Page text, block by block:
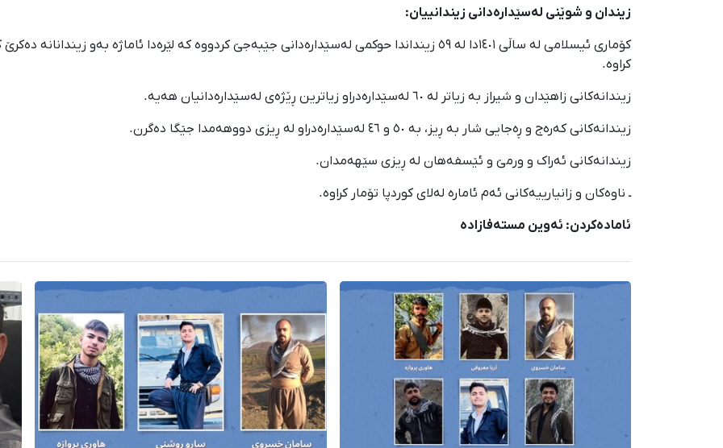
زیندان و شوێنی لەسێدارەدانی زیندانییان:
کۆماری ئیسلامی لە ساڵی ١٤٠١دا لە ٥٩ زینداندا حوکمی لەسێدارەدانی جێبەجێ کردووە کە لێرەدا ئاماژە بەو
کراوە.
زیندانەکانی زاهێدان و شیراز بە زیاتر لە ٦٠ لەسێدارەدراو زیاترین ڕێژەی لەسێدارەدانیان هەیە.
زیندانەکانی کەرەج و ڕەجایی شار بە ڕیز، بە ٥٠ و ٤٦ لەسێدارەدراو لە ڕیزی دووهەمدا جێگا دەگرن.
زیندانەکانی ئەراک و ورمێ و ئێسفەهان لە ڕیزی سێهەمدان.
ـ ناوەکان و زانیارییەکانی ئەم ئامارە لەلای کوردپا تۆمار کراوە.
ئامادەکردن: ئەوین مستەفازادە